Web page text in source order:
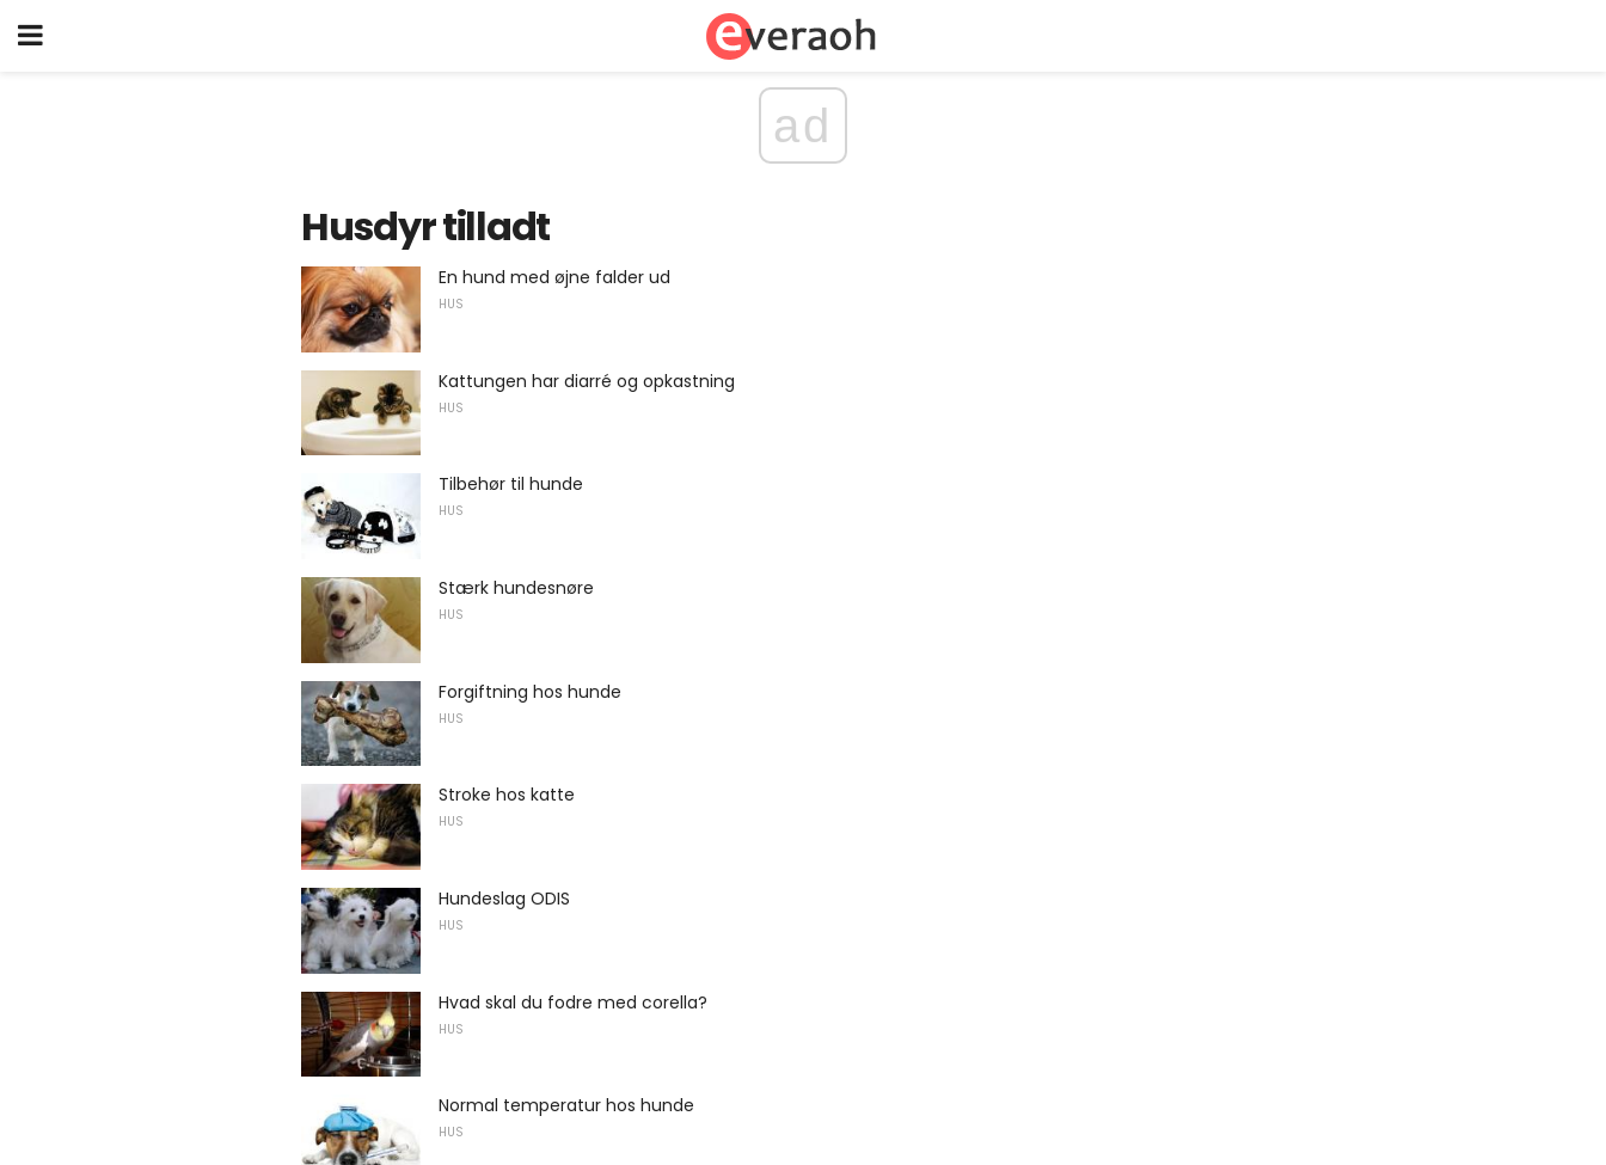
ad
Husdyr tilladt
En hund med øjne falder ud
HUS
Kattungen har diarré og opkastning
HUS
Tilbehør til hunde
HUS
Stærk hundesnøre
HUS
Forgiftning hos hunde
HUS
Stroke hos katte
HUS
Hundeslag ODIS
HUS
Hvad skal du fodre med corella?
HUS
Normal temperatur hos hunde
HUS